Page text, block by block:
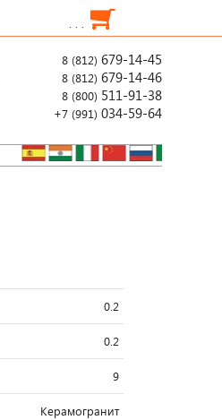
. . .
8 (812) 679-14-45
8 (812) 679-14-46
8 (800) 511-91-38
+7 (991) 034-59-64
0.2
0.2
9
Керамогранит